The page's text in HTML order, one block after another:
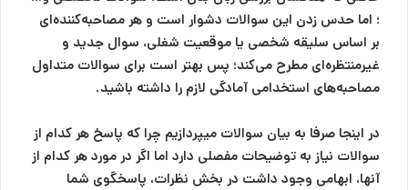
؛ اما حدس زدن این سوالات دشوار است و هر مصاحبه‌کننده‌ای
بر اساس سلیقه شخصی یا موقعیت شغلی، سوال جدید و
غیرمنتظره‌ای مطرح می‌کند؛ پس بهتر است برای سوالات متداول
مصاحبه‌های استخدامی آمادگی لازم را داشته باشید.
در اینجا صرفا به بیان سوالات میپردازیم چرا که پاسخ هر کدام از
سوالات نیاز به توضیحات مفصلی دارد اما اگر در مورد هر کدام از
آنها، ابهامی وجود داشت در بخش نظرات، پاسخگوی شما